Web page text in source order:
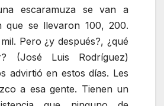
escaramuza se van a
que se llevaron 100, 200.
Pero ¿y después?, ¿qué
(José Luis Rodríguez)
advirtió en estos días. Les
a esa gente. Tienen un